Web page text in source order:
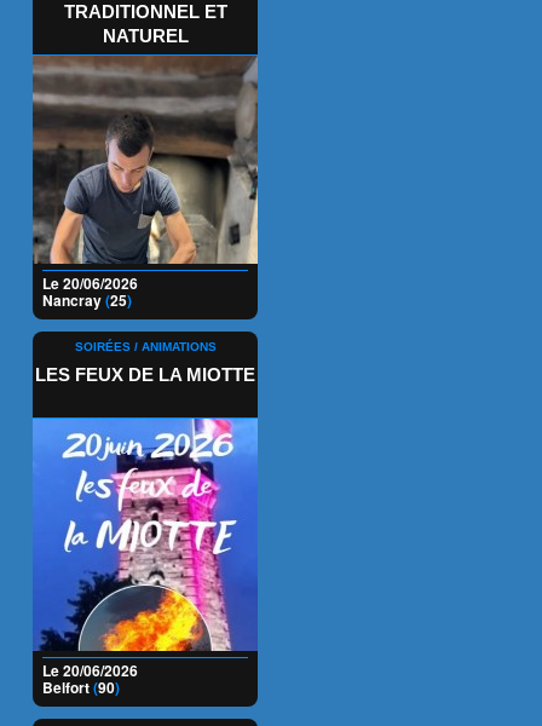
TRADITIONNEL ET
NATUREL
Le 20/06/2026
Nancray(25)
SOIRÉES / ANIMATIONS
LES FEUX DE LA MIOTTE
Le 20/06/2026
Belfort(90)